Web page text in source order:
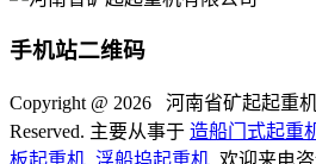
手机站二维码
Copyright @ 2026 河南省矿起起重
Reserved. 主要从事于 造船门式起重
板起重机 浮船坞起重机 , 欢迎来电